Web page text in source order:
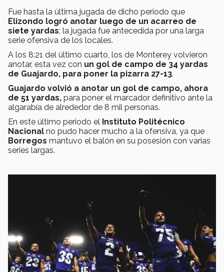
Fue hasta la última jugada de dicho periodo que
Elizondo logró anotar luego de un acarreo de
siete yardas; la jugada fue antecedida por una larga
serie ofensiva de los locales.
A los 8:21 del último cuarto, los de Monterey volvieron
anotar, esta vez con un gol de campo de 34 yardas
de Guajardo, para poner la pizarra 27-13.
Guajardo volvió a anotar un gol de campo, ahora
de 51 yardas, para poner el marcador definitivo ante la
algarabía de alrededor de 8 mil personas.
En este último periodo el Instituto Politécnico
Nacional no pudo hacer mucho a la ofensiva, ya que
Borregos mantuvo el balón en su posesión con varias
series largas.